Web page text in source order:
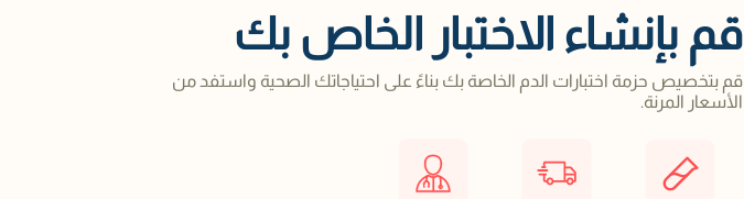
قم بإنشاء الاختبار الخاص بك
قم بتخصيص حزمة اختبارات الدم الخاصة بك بناءً على احتياجاتك الصحية واستفد من
الأسعار المرنة.